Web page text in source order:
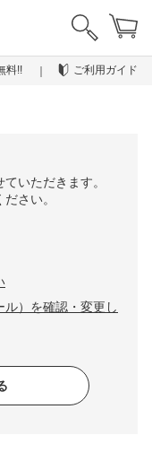
料!! ご利用ガイド
いただきます。
さい。
）を確認・変更し